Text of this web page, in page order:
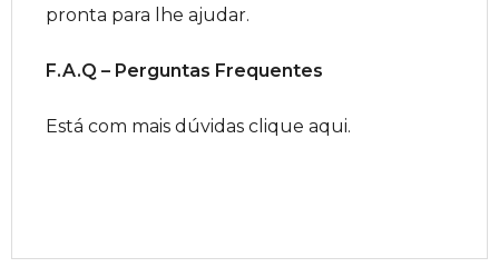
pronta para lhe ajudar.
F.A.Q – Perguntas Frequentes
Está com mais dúvidas clique aqui.